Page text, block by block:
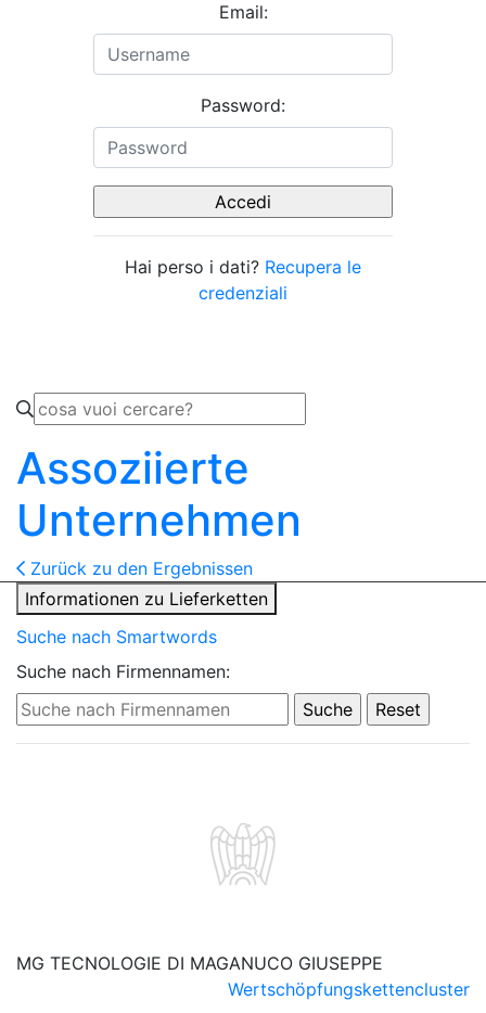
Email:
Password:
Hai perso i dati? Recupera le
credenziali
Assoziierte
Unternehmen
Zurück zu den Ergebnissen
Informationen zu Lieferketten
Suche nach Smartwords
Suche nach Firmennamen:
MG TECNOLOGIE DI MAGANUCO GIUSEPPE
Wertschöpfungskettencluster